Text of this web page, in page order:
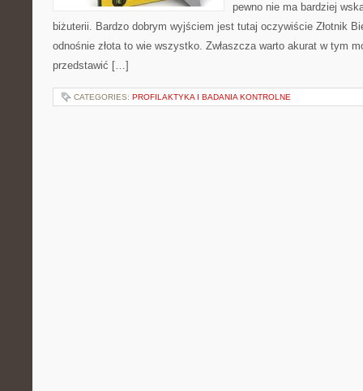
pewno nie ma bardziej
biżuterii. Bardzo dobrym wyjściem jest tutaj oczywiście Złotnik
odnośnie złota to wie wszystko. Zwłaszcza warto akurat w tym
przedstawić […]
CATEGORIES: PROFILAKTYKA I BADANIA KONTROLNE